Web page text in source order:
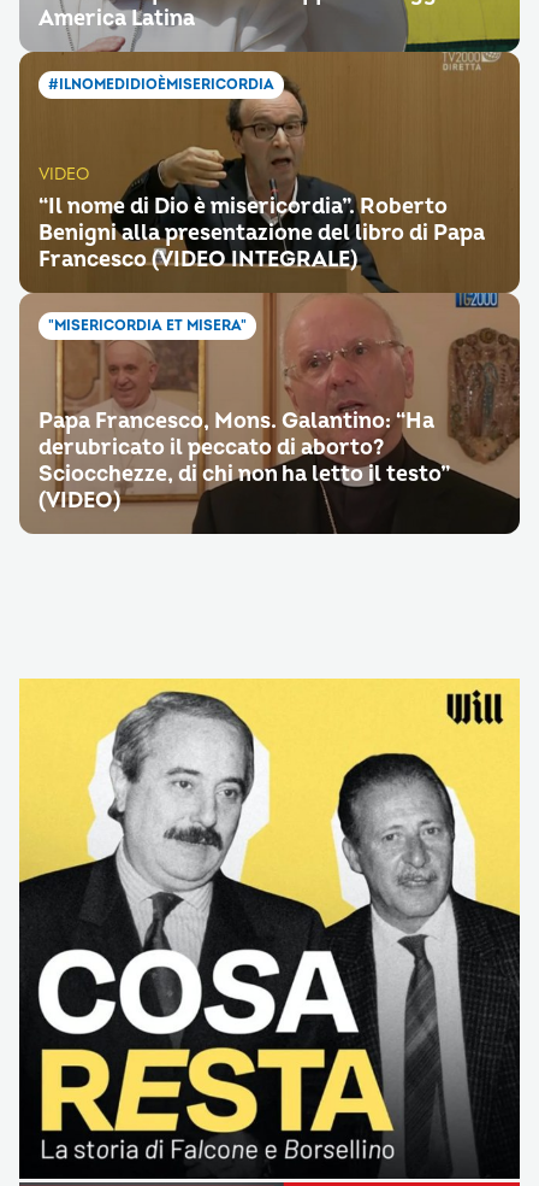
America Latina
#ILNOMEDIDIOÈMISERICORDIA
VIDEO
“Il nome di Dio è misericordia”. Roberto
Benigni alla presentazione del libro di Papa
Francesco (VIDEO INTEGRALE)
"MISERICORDIA ET MISERA"
Papa Francesco, Mons. Galantino: “Ha
derubricato il peccato di aborto?
Sciocchezze, di chi non ha letto il testo”
(VIDEO)